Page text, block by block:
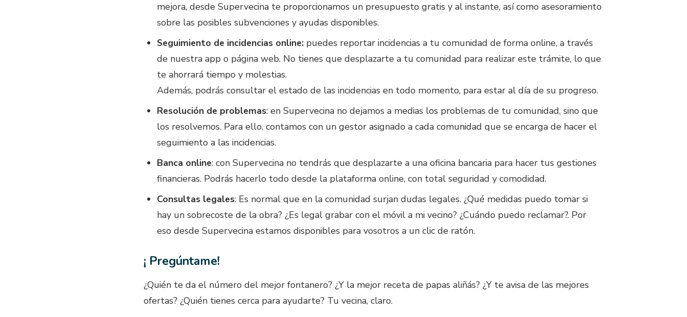
mejora, desde Supervecina te proporcionamos un presupuesto gratis y al instante, así como asesoramiento
sobre las posibles subvenciones y ayudas disponibles.
Seguimiento de incidencias online: puedes reportar incidencias a tu comunidad de forma online, a través
de nuestra app o página web. No tienes que desplazarte a tu comunidad para realizar este trámite, lo que
te ahorrará tiempo y molestias.
Además, podrás consultar el estado de las incidencias en todo momento, para estar al día de su progreso.
Resolución de problemas: en Supervecina no dejamos a medias los problemas de tu comunidad, sino que
los resolvemos. Para ello, contamos con un gestor asignado a cada comunidad que se encarga de hacer el
seguimiento a las incidencias.
Banca online: con Supervecina no tendrás que desplazarte a una oficina bancaria para hacer tus gestiones
financieras. Podrás hacerlo todo desde la plataforma online, con total seguridad y comodidad.
Consultas legales: Es normal que en la comunidad surjan dudas legales. ¿Qué medidas puedo tomar si
hay un sobrecoste de la obra? ¿Es legal grabar con el móvil a mi vecino? ¿Cuándo puedo reclamar?. Por
eso desde Supervecina estamos disponibles para vosotros a un clic de ratón.
¡ Pregúntame!
¿Quién te da el número del mejor fontanero? ¿Y la mejor receta de papas aliñás? ¿Y te avisa de las mejores
ofertas? ¿Quién tienes cerca para ayudarte? Tu vecina, claro.